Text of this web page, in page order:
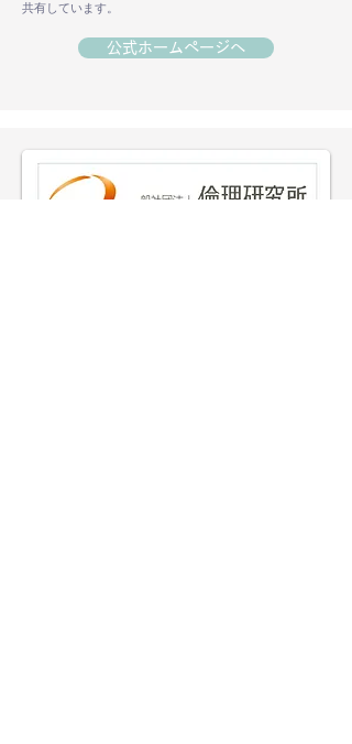
共有しています。
公式ホームページへ